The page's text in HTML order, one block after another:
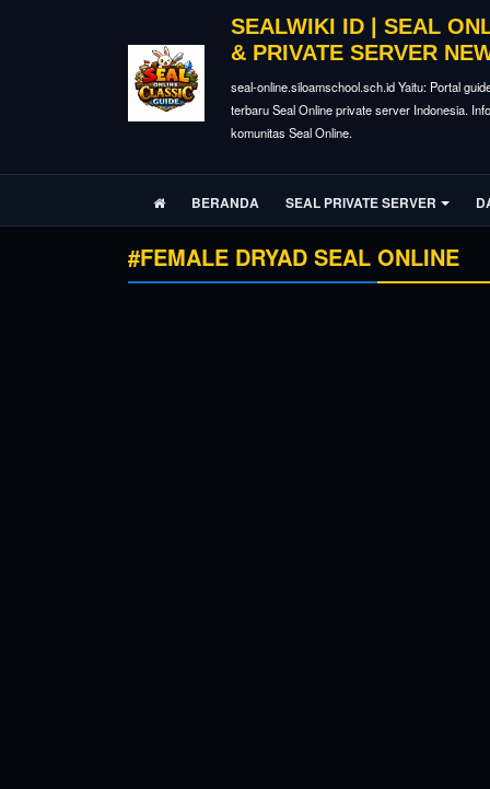
SEALWIKI ID | SEAL
& PRIVATE SERVER
seal-online.siloamschool.sch.id Yaitu: Portal
terbaru Seal Online private server Indonesia.
komunitas Seal Online.
BERANDA SEAL PRIVATE SERVER
#FEMALE DRYAD SEAL ONLINE